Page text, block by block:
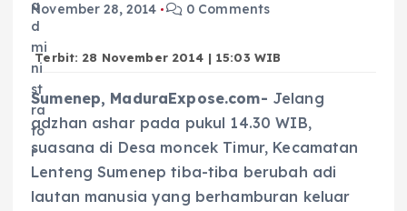
November 28, 2014
0 Comments
Terbit: 28 November 2014 | 15:03 WIB
Sumenep, MaduraExpose.com- Jelang
adzhan ashar pada pukul 14.30 WIB,
suasana di Desa moncek Timur, Kecamatan
Lenteng Sumenep tiba-tiba berubah adi
lautan manusia yang berhamburan keluar